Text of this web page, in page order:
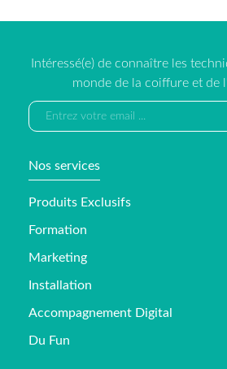
Intéressé(e) de connaître les
monde de la coiffure et de
Nos services
Produits Exclusifs
Formation
Marketing
Installation
Accompagnement Digital
Du Fun